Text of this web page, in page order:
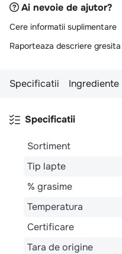
Ai nevoie de ajutor?
Cere informatii suplimentare
Raporteaza descriere gresita
Specificatii Ingrediente
Specificatii
Sortiment
Tip lapte
% grasime
Temperatura
Certificare
Tara de origine